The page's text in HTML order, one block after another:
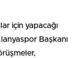
için yapacağı
Başkanı